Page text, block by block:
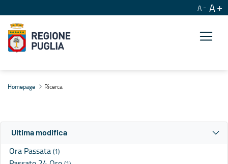
A A
Homepage Ricerca
Ultima modifica
Ora Passata (1)